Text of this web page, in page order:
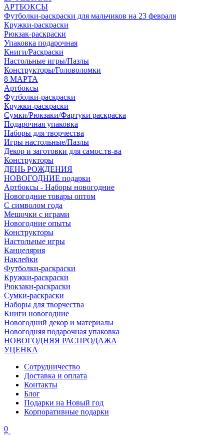
АРТБОКСЫ
Футболки-раскраски для мальчиков на 23 февраля
Кружки-раскраски
Рюкзак-раскраски
Упаковка подарочная
Книги/Раскраски
Настольные игры/Пазлы
Конструкторы/Головоломки
8 МАРТА
Артбоксы
Футболки-раскраски
Кружки-раскраски
Сумки/Рюкзаки/Фартуки раскраска
Подарочная упаковка
Наборы для творчества
Игры настольные/Пазлы
Декор и заготовки для самос.тв-ва
Конструкторы
ДЕНЬ РОЖДЕНИЯ
НОВОГОДНИЕ подарки
Артбоксы - Наборы новогодние
Новогодние товары оптом
С символом года
Мешочки с играми
Новогодние опыты
Конструкторы
Настольные игры
Канцелярия
Наклейки
Футболки-раскраски
Кружки-раскраски
Рюкзаки-раскраски
Сумки-раскраски
Наборы для творчества
Книги новогодние
Новогодний декор и материалы
Новогодняя подарочная упаковка
НОВОГОДНЯЯ РАСПРОДАЖА
УЦЕНКА
Сотрудничество
Доставка и оплата
Контакты
Блог
Подарки на Новый год
Корпоративные подарки
0